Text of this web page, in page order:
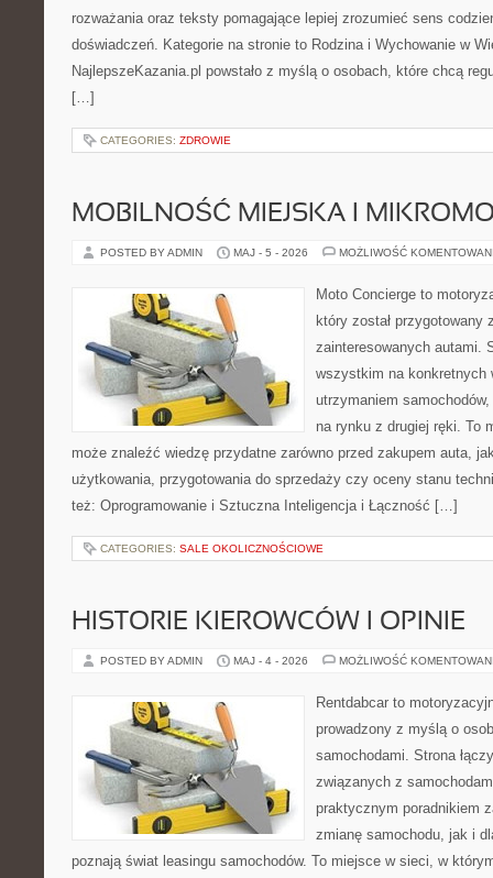
rozważania oraz teksty pomagające lepiej zrozumieć sens
doświadczeń. Kategorie na stronie to Rodzina i Wychowanie w
NajlepszeKazania.pl powstało z myślą o osobach, które chcą
[…]
CATEGORIES: ZDROWIE
MOBILNOŚĆ MIEJSKA I
POSTED BY ADMIN MAJ - 5 - 2026 MOŻLIWOŚĆ
Moto Concierge to
który został przygotowany
zainteresowanych autami.
wszystkim na konkretnych
utrzymaniem
na rynku z drugiej ręki. To
może znaleźć wiedzę przydatne zarówno przed zakupem auta,
użytkowania, przygotowania do sprzedaży czy oceny stanu
też: Oprogramowanie i Sztuczna Inteligencja i Łączność […]
CATEGORIES: SALE OKOLICZNOŚCIOWE
HISTORIE KIEROWCÓW I OPINIE
POSTED BY ADMIN MAJ - 4 - 2026 MOŻLIWOŚĆ
Rentdabcar to
prowadzony z myślą o
samochodami. Strona
związanych z
praktycznym poradnikiem
zmianę samochodu, jak i
poznają świat leasingu samochodów. To miejsce w sieci, w